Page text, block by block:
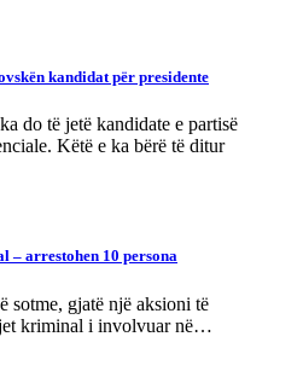
kandidat për presidente
do të jetë kandidate e partisë
Këtë e ka bërë të ditur
arrestohen 10 persona
sotme, gjatë një aksioni të
kriminal i involvuar në…